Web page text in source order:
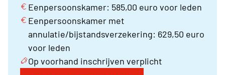
Eenpersoonskamer: 585,00 euro voor leden
Eenpersoonskamer met
annulatie/bijstandsverzekering: 629,50 euro
voor leden
Op voorhand inschrijven verplicht